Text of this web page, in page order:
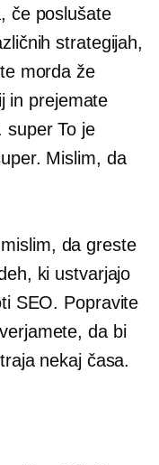
če poslušate
strategijah,
morda že
in prejemate
super To je
Mislim, da
da greste
ki ustvarjajo
SEO. Popravite
da bi
nekaj časa.